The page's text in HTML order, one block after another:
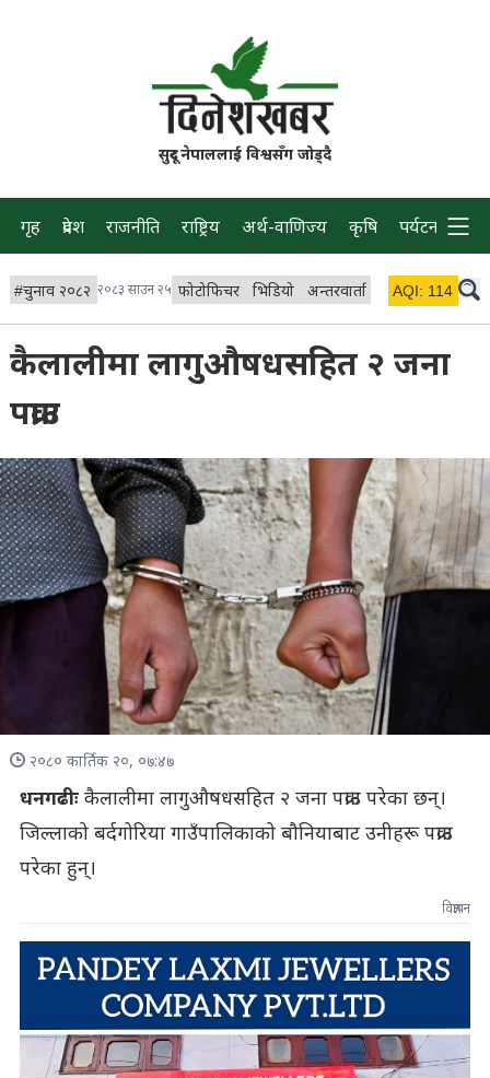
सुदूर नेपाललाई विश्वसँग जोड्दै
गृह प्रदेश राजनीति राष्ट्रिय अर्थ-वाणिज्य कृषि पर्यटन प्रवास
#चुनाव २०८२ २०८३ साउन २५ फोटोफिचर भिडियो अन्तरवार्ता विचार/ब्लग
AQI: 114
कैलालीमा लागुऔषधसहित २ जना
पक्राउ
२०८० कार्तिक २०, ०७:४७
धनगढीःकैलालीमा लागुऔषधसहित २ जना पक्राउ परेका छन्।
जिल्लाको बर्दगोरिया गाउँपालिकाको बौनियाबाट उनीहरू पक्राउ
परेका हुन्।
विज्ञापन